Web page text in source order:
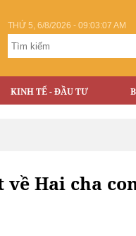
THỨ 5, 6/8/2026 - 09:03:07 AM
KINH TẾ - ĐẦU TƯ
Hai cha